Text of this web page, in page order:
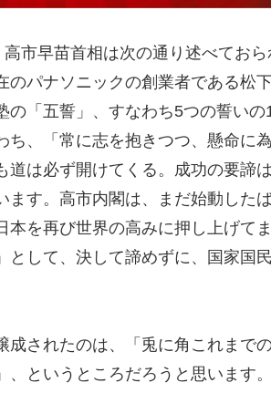
高市早苗首相は次の通り述べてお
のパナソニックの創業者である松
の「五誓」、すなわち5つの誓い
、「常に志を抱きつつ、懸命に
は必ず開けてくる。成功の要諦
ます。高市内閣は、まだ始動した
を再び世界の高みに押し上げて
して、決して諦めずに、国家国
されたのは、「兎に角これまで
、というところだろうと思います